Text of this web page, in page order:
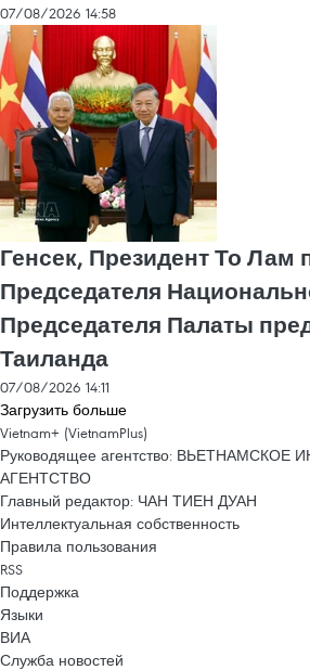
07/08/2026 14:58
Генсек, Президент То Лам
Председателя
Председателя Палаты
Таиланда
07/08/2026 14:11
Загрузить больше
Vietnam+ (VietnamPlus)
Руководящее агентство:
АГЕНТСТВО
Главный редактор: ЧАН ТИЕН ДУАН
Интеллектуальная собственность
Правила пользования
RSS
Поддержка
Языки
ВИА
Служба новостей